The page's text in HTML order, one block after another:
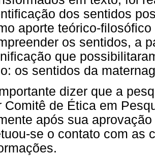
dos sentidos
aporte teórico-
os sentidos, a
que
os sentidos da
dizer que a
Comitê de Ética em
após sua
se o contato com as